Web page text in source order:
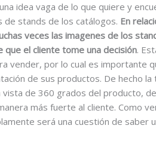
idea vaga de lo que quiere y
de stands de los catálogos. En
veces las imagenes de los
que el cliente tome una decisión.
vender, por lo cual es importante
de sus productos. De hecho
vista de 360 grados del producto,
más fuerte al cliente. Como
será una cuestión de saber